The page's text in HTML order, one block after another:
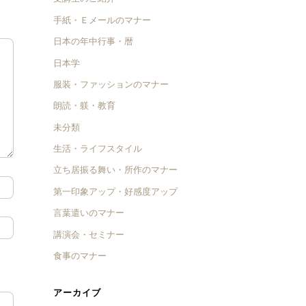
手紙・Ｅメールのマナー
日本の年中行事・暦
日本学
服装・ファッションのマナー
朗読・躾・教育
未分類
生活・ライフスタイル
立ち居振る舞い・所作のマナー
第一印象アップ・好感度アップ
言葉遣いのマナー
講演会・セミナー
食事のマナー
アーカイブ